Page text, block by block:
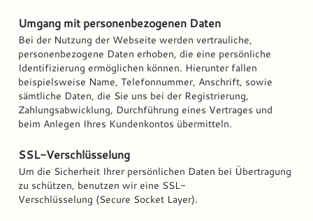
Umgang mit personenbezogenen Daten
Bei der Nutzung der Webseite werden vertrauliche,
personenbezogene Daten erhoben, die eine persönliche
Identifizierung ermöglichen können. Hierunter fallen
beispielsweise Name, Telefonnummer, Anschrift, sowie
sämtliche Daten, die Sie uns bei der Registrierung,
Zahlungsabwicklung, Durchführung eines Vertrages und
beim Anlegen Ihres Kundenkontos übermitteln.
SSL-Verschlüsselung
Um die Sicherheit Ihrer persönlichen Daten bei Übertragung
zu schützen, benutzen wir eine SSL-
Verschlüsselung (Secure Socket Layer).